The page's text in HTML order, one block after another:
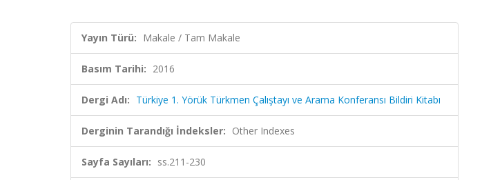
Yayın Türü: Makale / Tam Makale
Basım Tarihi: 2016
Dergi Adı: Türkiye 1. Yörük Türkmen Çalıştayı ve Arama Konferansı Bildiri Kitabı
Derginin Tarandığı İndeksler: Other Indexes
Sayfa Sayıları: ss.211-230